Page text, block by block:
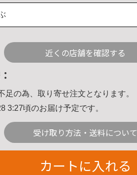
近くの店舗を確認する
足の為、取り寄せ注文となります。
3:27頃のお届け予定です。
受け取り方法・送料について
カートに入れる